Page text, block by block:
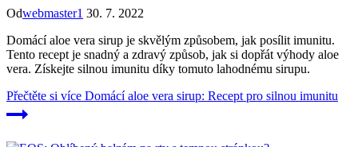
Odwebmaster1 30. 7. 2022
Domácí aloe vera sirup je skvělým způsobem, jak posílit imunitu.
Tento recept je snadný a zdravý způsob, jak si dopřát výhody aloe
vera. Získejte silnou imunitu díky tomuto lahodnému sirupu.
Přečtěte si více Domácí aloe vera sirup: Recept pro silnou imunitu